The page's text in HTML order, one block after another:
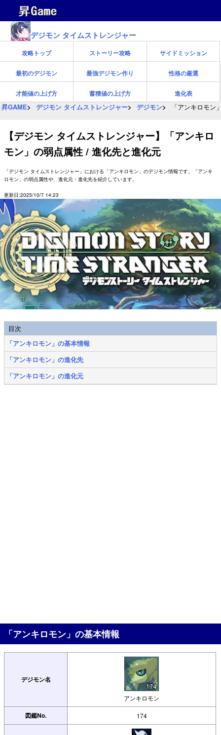
デジモン タイムストレンジャー
攻略トップ ストーリー攻略 サイドミッション
最初のデジモン 最強デジモン作り 性格の厳選
才能値の上げ方 蓄積値の上げ方 進化表
昇GAME デジモン タイムストレンジャー デジモン 「アンキロモ
【デジモン タイムストレンジャー】「アンキロ
モン」の弱点属性 / 進化先と進化元
「デジモン タイムストレンジャー」における「アンキロモン」のデジモン情報です。「アンキ
ロモン」の弱点属性や、進化元・進化先を紹介しています。
更新日:2025/10/7 14:23
目次
「アンキロモン」の基本情報
「アンキロモン」の進化先
「アンキロモン」の進化元
「アンキロモン」の基本情報
デジモン名
アンキロモン
図鑑No. 174